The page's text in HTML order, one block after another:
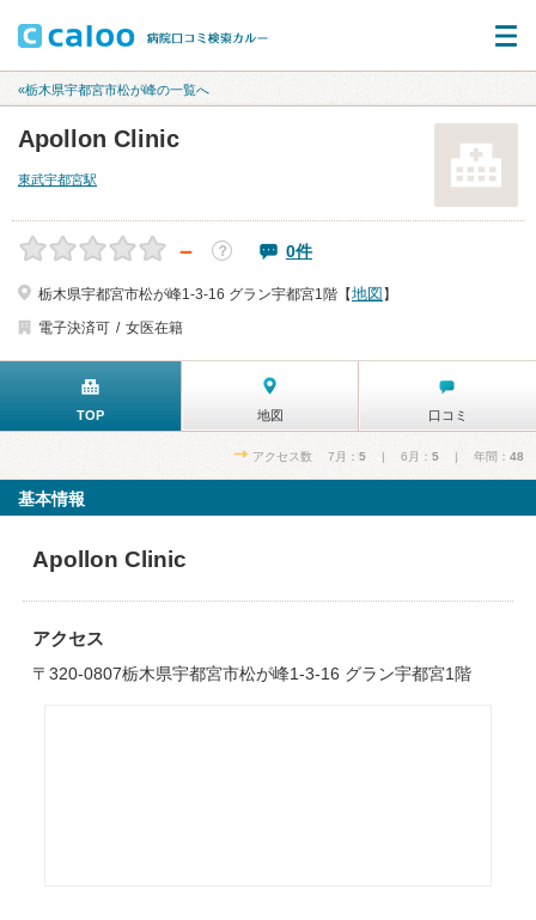
«栃木県宇都宮市松が峰の一覧へ
Apollon Clinic
東武宇都宮駅
－ ？ 0件
栃木県宇都宮市松が峰1-3-16 グラン宇都宮1階【地図 】
電子決済可
女医在籍
TOP 地図 口コミ
アクセス数 7月： 5 | 6月： 5 | 年間： 48
基本情報
Apollon Clinic
アクセス
〒320-0807栃木県宇都宮市松が峰1-3-16 グラン宇都宮1階